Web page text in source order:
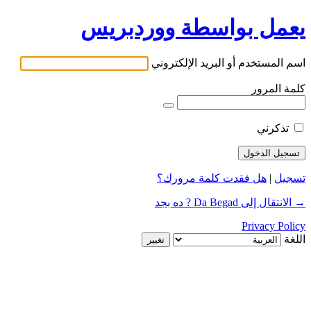
يعمل بواسطة ووردبريس
اسم المستخدم أو البريد الإلكتروني
كلمة المرور
تذكرني
تسجيل | هل فقدت كلمة مرورك؟
→ الانتقال إلى Da Begad ? ده بجد
Privacy Policy
اللغة